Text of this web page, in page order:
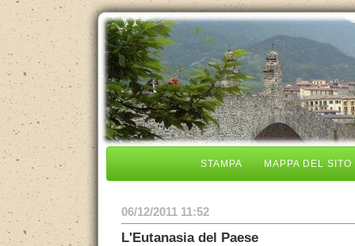
STAMPA MAPPA DEL SITO
06/12/2011 11:52
L'Eutanasia del Paese